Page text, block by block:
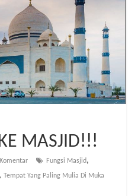
MASJID!!!
Fungsi Masjid,
Tempat Yang Paling Mulia Di Muka